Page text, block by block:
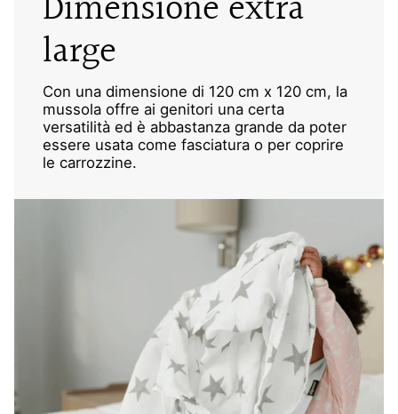
large
Con una dimensione di 120 cm x 120 cm, la
mussola offre ai genitori una certa
versatilità ed è abbastanza grande da poter
essere usata come fasciatura o per coprire
le carrozzine.